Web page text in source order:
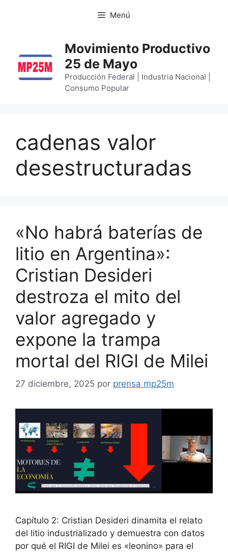
Menú
Movimiento Productivo
25 de Mayo
Producción Federal | Industria Nacional |
Consumo Popular
cadenas valor
desestructuradas
«No habrá baterías de
litio en Argentina»:
Cristian Desideri
destroza el mito del
valor agregado y
expone la trampa
mortal del RIGI de Milei
27 diciembre, 2025 por prensa mp25m
Capítulo 2: Cristian Desideri dinamita el relato
del litio industrializado y demuestra con datos
por qué el RIGI de Milei es «leonino» para el